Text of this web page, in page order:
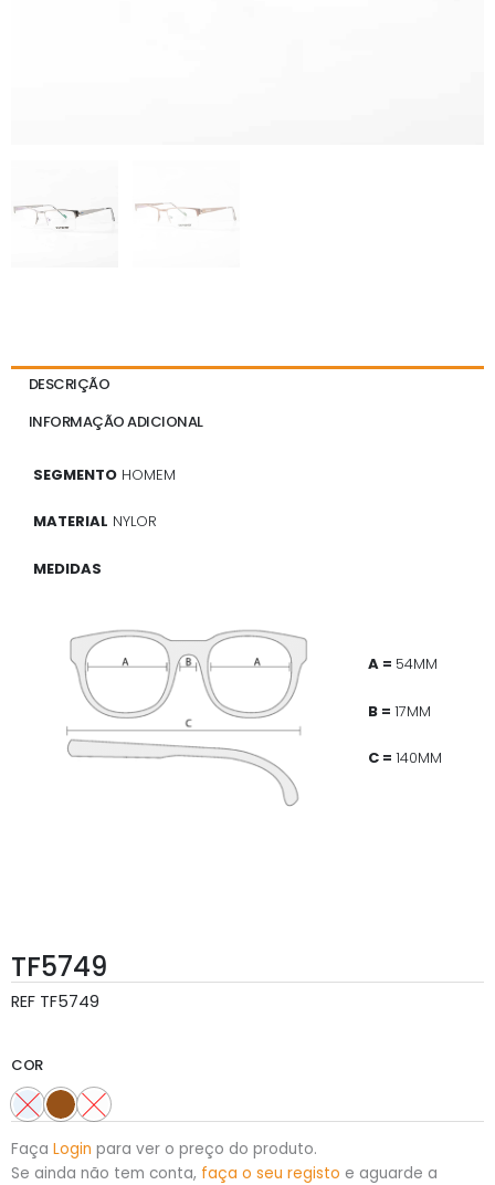
DESCRIÇÃO
INFORMAÇÃO ADICIONAL
SEGMENTO HOMEM
MATERIAL NYLOR
MEDIDAS
A = 54MM
B = 17MM
C = 140MM
TF5749
REF TF5749
COR
Faça Login para ver o preço do produto.
Se ainda não tem conta, faça o seu registo e aguarde a